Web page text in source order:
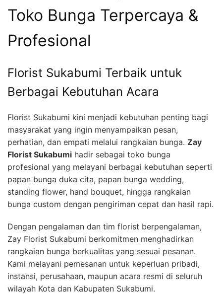
Toko Bunga Terpercaya &
Profesional
Florist Sukabumi Terbaik untuk
Berbagai Kebutuhan Acara
Florist Sukabumi kini menjadi kebutuhan penting bagi
masyarakat yang ingin menyampaikan pesan,
perhatian, dan empati melalui rangkaian bunga. Zay
Florist Sukabumi hadir sebagai toko bunga
profesional yang melayani berbagai kebutuhan seperti
papan bunga duka cita, papan bunga wedding,
standing flower, hand bouquet, hingga rangkaian
bunga custom dengan pengiriman cepat dan hasil rapi.
Dengan pengalaman dan tim florist berpengalaman,
Zay Florist Sukabumi berkomitmen menghadirkan
rangkaian bunga berkualitas yang sesuai pesanan.
Kami melayani pemesanan untuk keperluan pribadi,
instansi, perusahaan, maupun acara resmi di seluruh
wilayah Kota dan Kabupaten Sukabumi.